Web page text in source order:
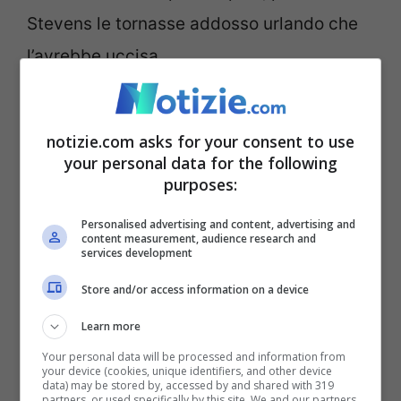
Stevens le tornasse addosso urlando che
l’avrebbe uccisa.
“Ops, non volevo
ucciderla”
fatale. Nonostante sia riuscita a
trasportarsi fino in ospedale, la sua
situazione è peggiorata rapidamente una
volta ricoverata.
ne hanno constatato il decesso per
notizie.com asks for your consent to use
your personal data for the following
purposes:
Personalised advertising and content, advertising and
content measurement, audience research and
services development
Store and/or access information on a device
Learn more
Your personal data will be processed and information from
your device (cookies, unique identifiers, and other device
data) may be stored by, accessed by and shared with 319